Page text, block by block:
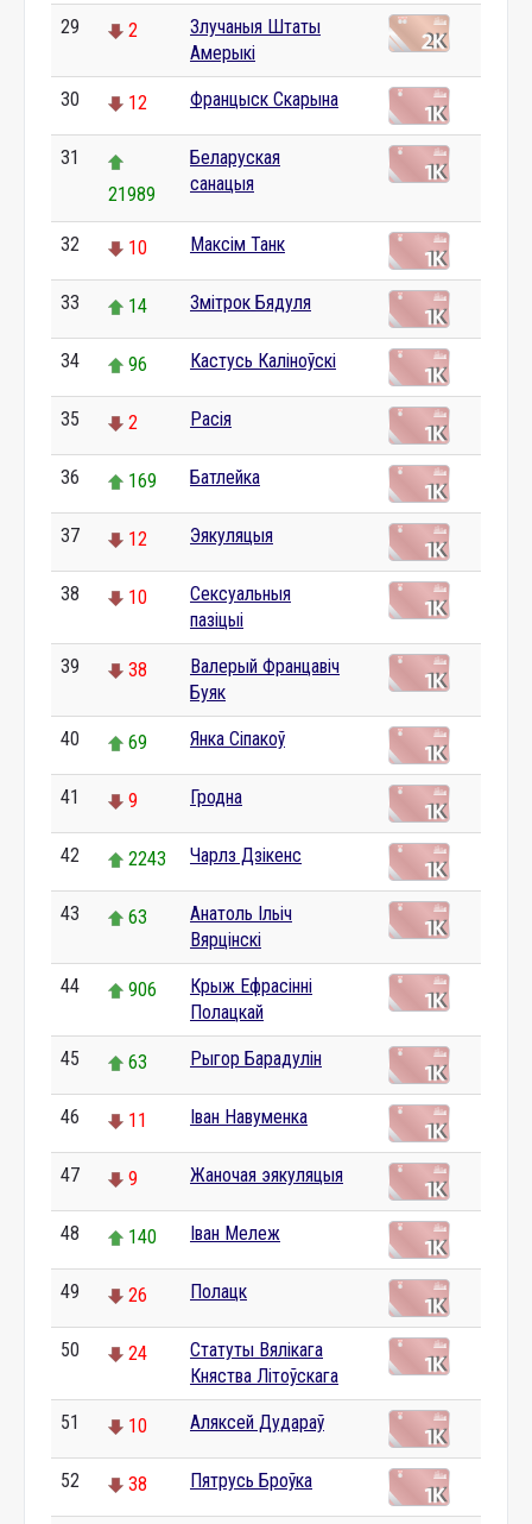
29 2
Злучаныя Штаты
Амерыкі
30 12 Францыск Скарына
31
21989
Беларуская
санацыя
32 10 Максім Танк
33 14 Змітрок Бядуля
34 96 Кастусь Каліноўскі
35 2 Расія
36 169 Батлейка
37 12 Эякуляцыя
38 10
Сексуальныя
пазіцыі
39 38
Валерый Францавіч
Буяк
40 69 Янка Сіпакоў
41 9 Гродна
42 2243 Чарлз Дзікенс
43 63
Анатоль Ільіч
Вярцінскі
44 906
Крыж Ефрасінні
Полацкай
45 63 Рыгор Барадулін
46 11 Іван Навуменка
47 9 Жаночая эякуляцыя
48 140 Іван Мележ
49 26 Полацк
50 24
Статуты Вялікага
Княства Літоўскага
51 10 Аляксей Дудараў
52 38 Пятрусь Броўка